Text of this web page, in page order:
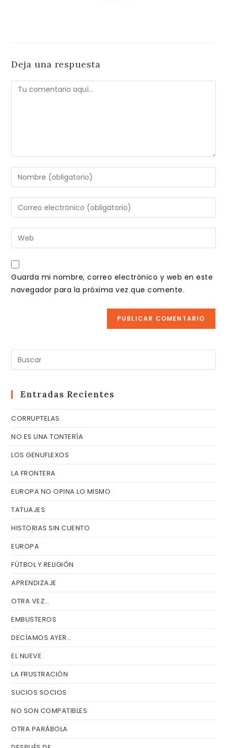
Deja una respuesta
Comentario
Introduce
tu
nombre
de
usuario
para
comentar
Introduce
tu
dirección
de
electrónico
para
comentar
Introduce
la
URL
de
Guarda mi nombre, correo electrónico y web en este
navegador para la próxima vez que comente.
Entradas Recientes
CORRUPTELAS
NO ES UNA TONTERÍA
LOS GENUFLEXOS
LA FRONTERA
EUROPA NO OPINA LO MISMO
TATUAJES
HISTORIAS SIN CUENTO
EUROPA
FÚTBOL Y RELIGIÓN
APRENDIZAJE
OTRA VEZ…
EMBUSTEROS
DECÍAMOS AYER…
EL NUEVE
LA FRUSTRACIÓN
SUCIOS SOCIOS
NO SON COMPATIBLES
OTRA PARÁBOLA